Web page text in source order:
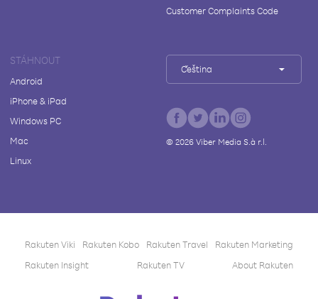
Customer Complaints Code
STÁHNOUT
Android
iPhone & iPad
Windows PC
Mac
Linux
Čeština
© 2026Viber Media S.à r.l.
Rakuten Viki Rakuten Kobo Rakuten Travel
Rakuten Marketing
Rakuten Insight
Rakuten TV About Rakuten